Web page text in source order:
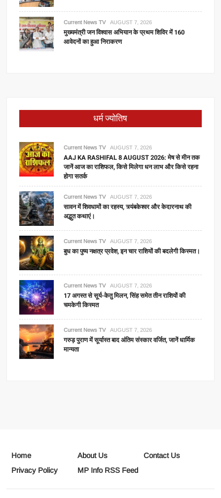
Current News TV AUGUST 7, 2026
मुख्यमंत्री जन विश्वास अभियान के प्रथम शिविर में 160
आवेदनों का हुआ निराकरण
धर्म ज्योतिष
Current News TV AUGUST 7, 2026
AAJ KA RASHIFAL 8 AUGUST 2026: मेष से मीन तक
जानें आज का राशिफल, किसे मिलेगा धन लाभ और किसे रहना
होगा सतर्क
Current News TV AUGUST 7, 2026
सावन में शिवधामों का रहस्य, त्र्यंबकेश्वर और केदारनाथ की
अद्भुत कथाएं।
Current News TV AUGUST 7, 2026
बुध का पुष्य नक्षत्र प्रवेश, इन चार राशियों की बदलेगी किस्मत।
Current News TV AUGUST 7, 2026
17 अगस्त से सूर्य-केतु मिलन, सिंह समेत तीन राशियों की
चमकेगी किस्मत
Current News TV AUGUST 7, 2026
गरुड़ पुराण में सूर्यास्त बाद अंतिम संस्कार वर्जित, जानें धार्मिक
मान्यता
Home About Us
Contact Us
Privacy Policy
MP Info RSS Feed